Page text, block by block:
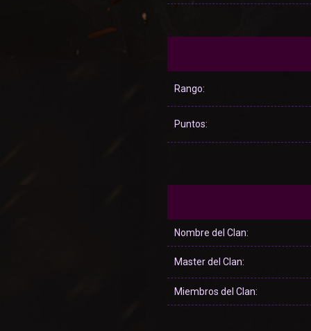
Rango:
Puntos:
Nombre del Clan:
Master del Clan:
Miembros del Clan: